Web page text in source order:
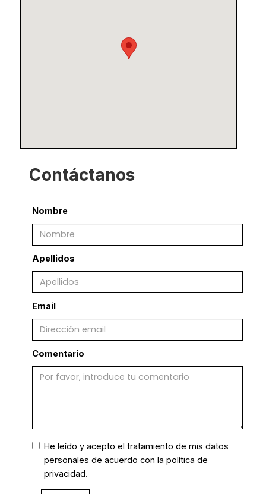
Contáctanos
Nombre
Apellidos
Email
Comentario
He leído y acepto el tratamiento de mis datos
personales de acuerdo con lapolítica de
privacidad.